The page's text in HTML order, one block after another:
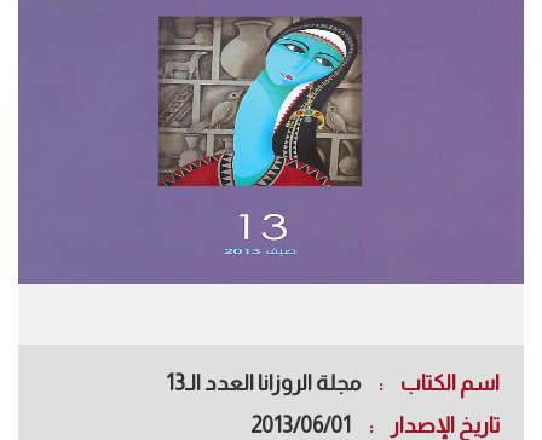
اسم الكتاب
مجلة الروزانا العدد الـ13
تاريخ الإصدار
2013/06/01